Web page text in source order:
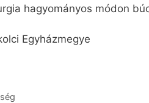
hagyományos módon
Egyházmegye